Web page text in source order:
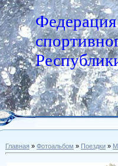
Федерация
Главная » Фотоальбом » Поездки »